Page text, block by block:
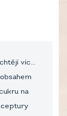
víc…
na